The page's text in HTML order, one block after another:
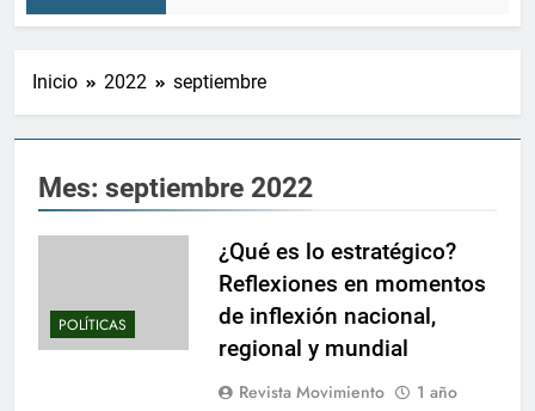
Inicio 2022 septiembre
Mes: septiembre 2022
POLÍTICAS
¿Qué es lo estratégico?
Reflexiones en momentos
de inflexión nacional,
regional y mundial
Revista Movimiento
1 año